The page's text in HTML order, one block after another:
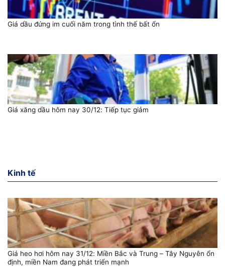
Giá dầu đứng im cuối năm trong tình thế bất ổn
Giá xăng dầu hôm nay 30/12: Tiếp tục giảm
Kinh tế
Giá heo hơi hôm nay 31/12: Miền Bắc và Trung – Tây Nguyên ổn
định, miền Nam đang phát triển mạnh